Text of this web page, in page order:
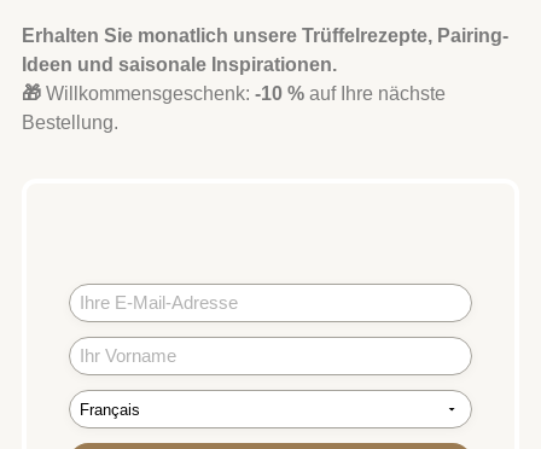
Erhalten Sie monatlich unsere Trüffelrezepte, Pairing-
Ideen und saisonale Inspirationen.
🎁 Willkommensgeschenk: -10 % auf Ihre nächste
Bestellung.